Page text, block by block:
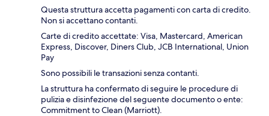
Questa struttura accetta pagamenti con carta di credito.
Non si accettano contanti.
Carte di credito accettate: Visa, Mastercard, American
Express, Discover, Diners Club, JCB International, Union
Pay
Sono possibili le transazioni senza contanti.
La struttura ha confermato di seguire le procedure di
pulizia e disinfezione del seguente documento o ente:
Commitment to Clean (Marriott).